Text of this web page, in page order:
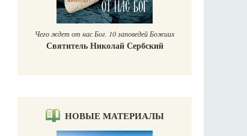
Чего ждет от нас Бог. 10 заповедей Божиих
Святитель Николай Сербский
НОВЫЕ МАТЕРИАЛЫ